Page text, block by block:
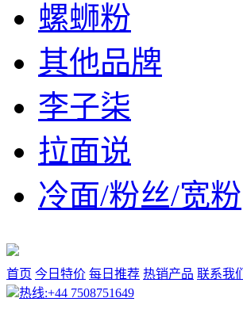
螺蛳粉
其他品牌
李子柒
拉面说
冷面/粉丝/宽粉
首页 今日特价 每日推荐 热销产品 联系我们
热线:+44 7508751649